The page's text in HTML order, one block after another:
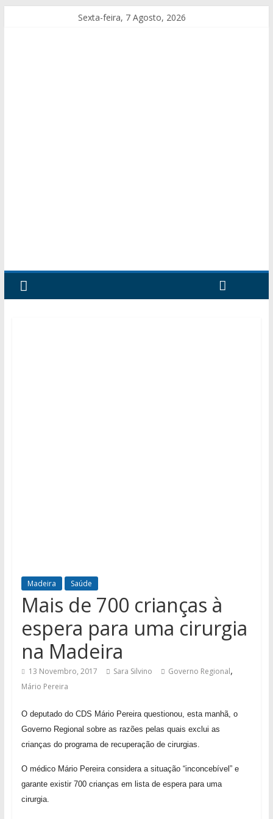
Sexta-feira, 7 Agosto, 2026
Madeira Saúde
Mais de 700 crianças à
espera para uma cirurgia
na Madeira
13 Novembro, 2017 Sara Silvino Governo Regional,
Mário Pereira
O deputado do CDS Mário Pereira questionou, esta manhã, o
Governo Regional sobre as razões pelas quais exclui as
crianças do programa de recuperação de cirurgias.
O médico Mário Pereira considera a situação “inconcebível” e
garante existir 700 crianças em lista de espera para uma
cirurgia.